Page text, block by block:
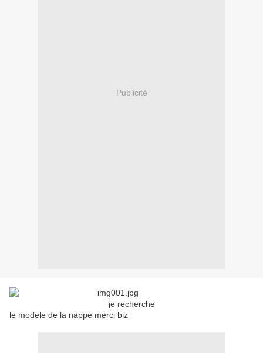
Publicité
je recherche
le modele de la nappe merci biz